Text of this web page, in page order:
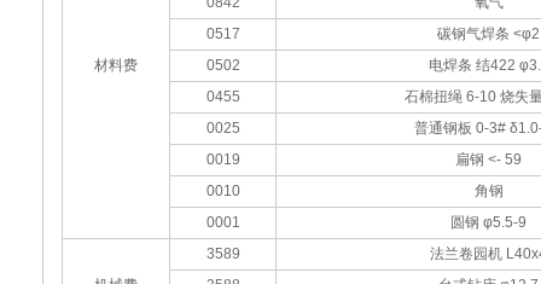
材料费
0517
碳钢气焊条 <φ2
0502
电焊条 结422
0455
石棉扭绳 6-10 烧失
0025
普通钢板 0-3#
0019
扁钢 <- 59
0010
角钢
0001
圆钢 φ5.5-9
3589
法兰卷园机